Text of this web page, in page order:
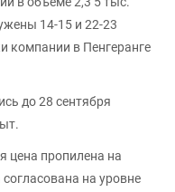
14-15 и 22-23
компании в Пенгеранге
до 28 сентября
цена пропилена на
на уровне